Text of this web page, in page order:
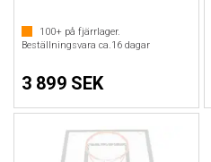
100+ på fjärrlager.
Beställningsvara ca.16 dagar
3 899 SEK